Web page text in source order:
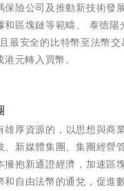
保險公司及推動新技術發
和區塊鏈等範疇。 泰德陽
最安全的比特幣至法幣
元轉入買幣。
雄厚資源的，以思想與商
、新媒體集團。集團經營
擁抱新通證經濟，加速區
和自由法幣的通兌，促進